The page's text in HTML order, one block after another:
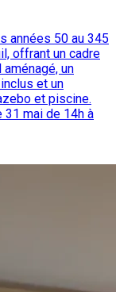
années 50 au 345
offrant un cadre
un
et un
et piscine.
mai de 14h à